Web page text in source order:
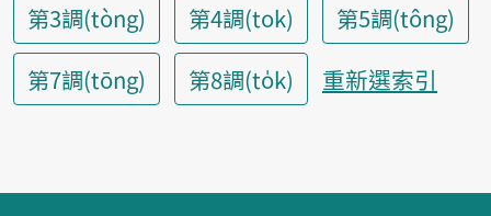
第3調(tòng)
第4調(tok)
第5調(tông)
第7調(tōng)
第8調(to̍k) 重新選索引